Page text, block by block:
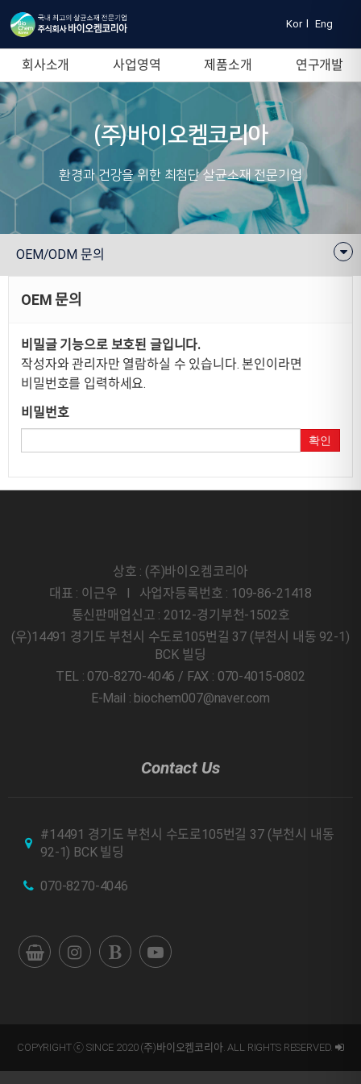
KorlEng
회사소개 사업영역 제품소개 연구개발
(주)바이오켐코리아
환경과 건강을 위한 최첨단 살균소재 전문기업
OEM/ODM 문의
OEM 문의
비밀글 기능으로 보호된 글입니다.
작성자와 관리자만 열람하실 수 있습니다. 본인이라면
비밀번호를 입력하세요.
비밀번호
확인
상호 : (주)바이오켐코리아
대표 : 이근우 l 사업자등록번호 : 109-86-21418
통신판매업신고 : 2012-경기부천-1502호
(우)14491 경기도 부천시 수도로105번길 37 (부천시 내동 92-1)
BCK 빌딩
TEL : 070-8270-4046 / FAX : 070-4015-0802
E-Mail : biochem007@naver.com
Contact Us
#14491 경기도 부천시 수도로105번길 37 (부천시 내동
92-1) BCK 빌딩
070-8270-4046
COPYRIGHT ⓒ SINCE 2020 (주)바이오켐코리아. ALL RIGHTS RESERVED.